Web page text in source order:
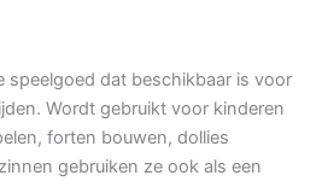
speelgoed dat beschikbaar is voor
Wordt gebruikt voor kinderen
forten bouwen, dollies
gebruiken ze ook als een